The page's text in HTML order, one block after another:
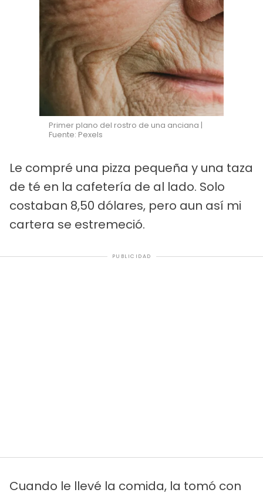
Primer plano del rostro de una anciana |
Fuente: Pexels
Le compré una pizza pequeña y una taza
de té en la cafetería de al lado. Solo
costaban 8,50 dólares, pero aun así mi
cartera se estremeció.
PUBLICIDAD
Cuando le llevé la comida, la tomó con